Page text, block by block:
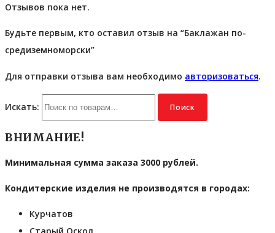
Отзывов пока нет.
Будьте первым, кто оставил отзыв на “Баклажан по-
средиземноморски”
Для отправки отзыва вам необходимо авторизоваться.
Искать: Поиск
ВНИМАНИЕ!
Минимальная сумма заказа 3000 рублей.
Кондитерские изделия не производятся в городах:
Курчатов
Старый Оскол